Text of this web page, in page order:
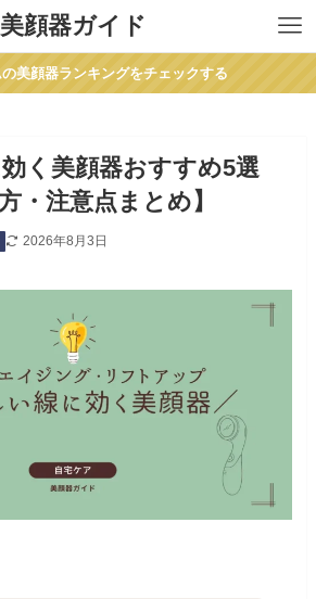
美顔器ガイド
美顔器ランキングをチェックする
く美顔器おすすめ5選
・注意点まとめ】
2026年8月3日